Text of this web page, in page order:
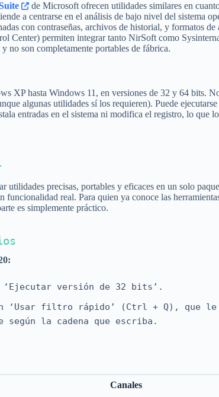
de Microsoft ofrecen utilidades similares en
a centrarse en el análisis de bajo nivel del sistema
con contraseñas, archivos de historial, y formatos
Center) permiten integrar tanto NirSoft como
no son completamente portables de fábrica.
XP hasta Windows 11, en versiones de 32 y 64 bits.
algunas utilidades sí los requieren). Puede
entradas en el sistema ni modifica el registro, lo que
utilidades precisas, portables y eficaces en un solo
funcionalidad real. Para quien ya conoce las
es simplemente práctico.
‘Ejecutar versión de 32 bits’.
‘Usar filtro rápido’ (Ctrl + Q), que
la cadena que escriba.
Canales